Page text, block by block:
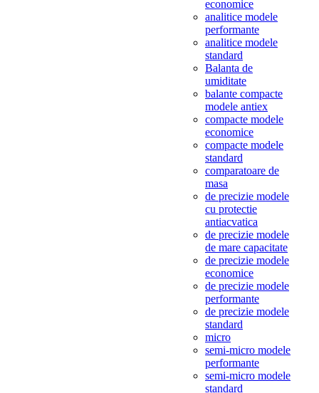
economice
analitice modele
performante
analitice modele
standard
Balanta de
umiditate
balante compacte
modele antiex
compacte modele
economice
compacte modele
standard
comparatoare de
masa
de precizie modele
cu protectie
antiacvatica
de precizie modele
de mare capacitate
de precizie modele
economice
de precizie modele
performante
de precizie modele
standard
micro
semi-micro modele
performante
semi-micro modele
standard